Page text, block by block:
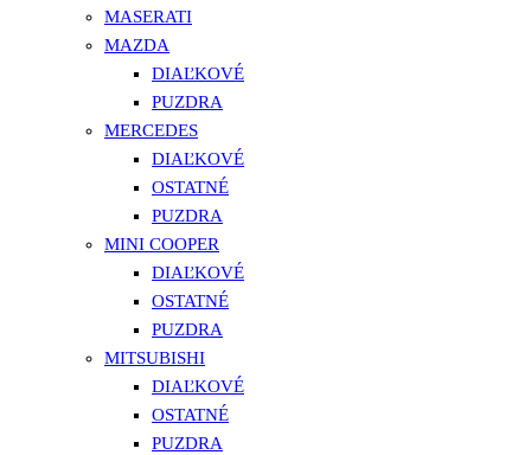
MASERATI
MAZDA
DIAĽKOVÉ
PUZDRA
MERCEDES
DIAĽKOVÉ
OSTATNÉ
PUZDRA
MINI COOPER
DIAĽKOVÉ
OSTATNÉ
PUZDRA
MITSUBISHI
DIAĽKOVÉ
OSTATNÉ
PUZDRA